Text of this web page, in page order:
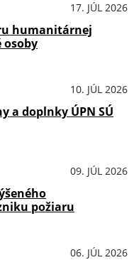
17. JÚL 2026
humanitárnej
osoby
10. JÚL 2026
a doplnky ÚPN SÚ
09. JÚL 2026
požiaru
06. JÚL 2026